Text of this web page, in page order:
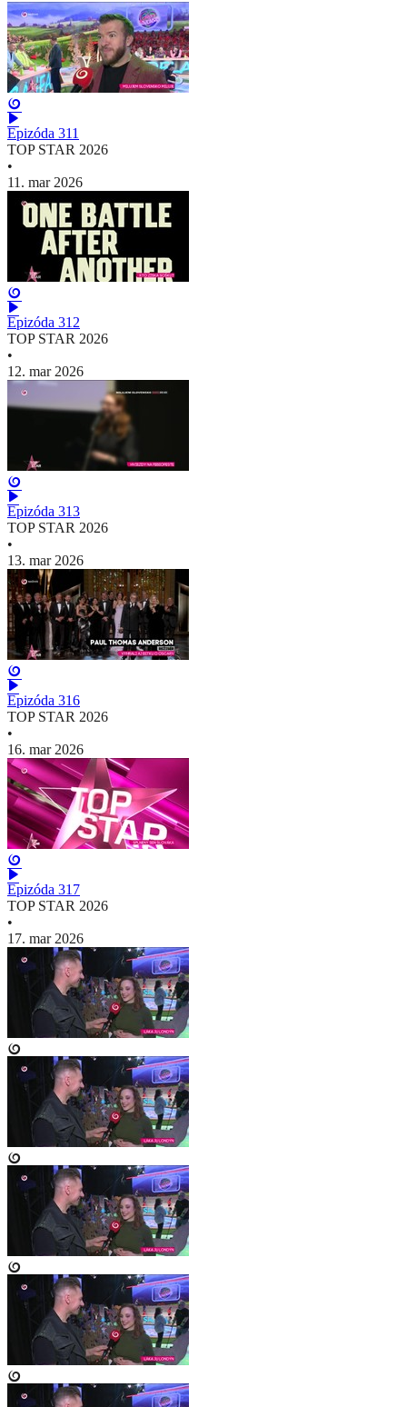
Epizóda 311
TOP STAR 2026
•
11. mar 2026
Epizóda 312
TOP STAR 2026
•
12. mar 2026
Epizóda 313
TOP STAR 2026
•
13. mar 2026
Epizóda 316
TOP STAR 2026
•
16. mar 2026
Epizóda 317
TOP STAR 2026
•
17. mar 2026